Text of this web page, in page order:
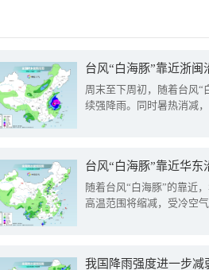
台风“白海豚”靠近浙
周末至下周初，随着台风“
续强降雨。同时暑热消减
台风“白海豚”靠近华
随着台风“白海豚”的靠近
高温范围将缩减，受冷空